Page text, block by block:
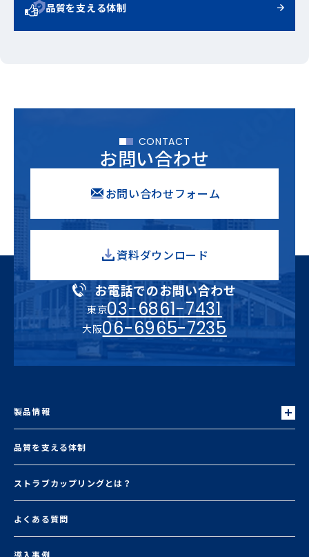
品質を支える体制
CONTACT
お問い合わせ
お問い合わせフォーム
資料ダウンロード
お電話でのお問い合わせ
東京03-6861-7431
大阪06-6965-7235
製品情報
品質を支える体制
ストラブカップリングとは？
よくある質問
導入事例